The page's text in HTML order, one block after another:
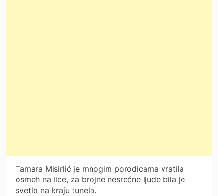
Tamara Misirlić je mnogim porodicama vratila
osmeh na lice, za brojne nesrećne ljude bila je
svetlo na kraju tunela.